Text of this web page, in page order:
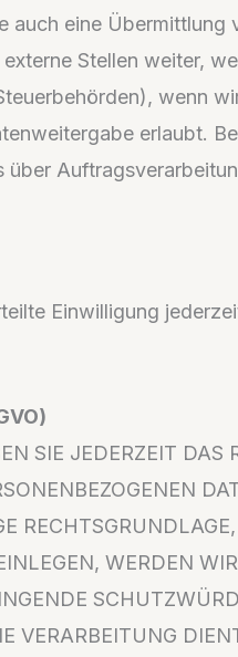
auch eine Übermittlung
Stellen weiter,
wenn
erlaubt.
Einwilligung
SIE JEDERZEIT DAS
WERDEN
VERARBEITUNG